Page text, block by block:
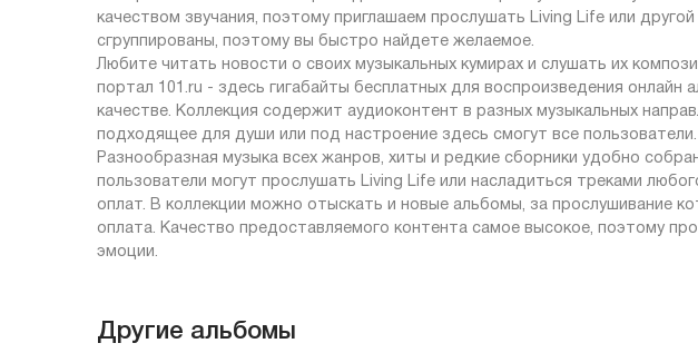
качеством звучания, поэтому приглашаем прослушать Living Life или
сгруппированы, поэтому вы быстро найдете желаемое.
Любите читать новости о своих музыкальных кумирах и слушать их
портал 101.ru - здесь гигабайты бесплатных для воспроизведения
качестве. Коллекция содержит аудиоконтент в разных музыкальных
подходящее для души или под настроение здесь смогут все пользователи.
Разнообразная музыка всех жанров, хиты и редкие сборники удобно
пользователи могут прослушать Living Life или насладиться треками
оплат. В коллекции можно отыскать и новые альбомы, за прослушивание
оплата. Качество предоставляемого контента самое высокое, поэтому
эмоции.
Другие альбомы